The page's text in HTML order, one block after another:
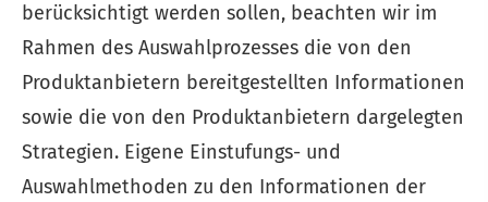
berücksichtigt werden sollen, beachten wir im
Rahmen des Auswahlprozesses die von den
Produktanbietern bereitgestellten Informationen
sowie die von den Produktanbietern dargelegten
Strategien. Eigene Einstufungs- und
Auswahlmethoden zu den Informationen der